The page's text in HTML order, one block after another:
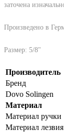
заточена
Произведено в
Размер: 5/8"
Производитель
Бренд
Dovo Solingen
Материал
Материал ручки
Материал лезвия